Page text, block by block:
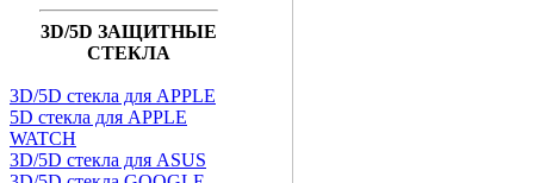
3D/5D ЗАЩИТНЫЕ
СТЕКЛА
3D/5D стекла для APPLE
5D стекла для APPLE
WATCH
3D/5D стекла для ASUS